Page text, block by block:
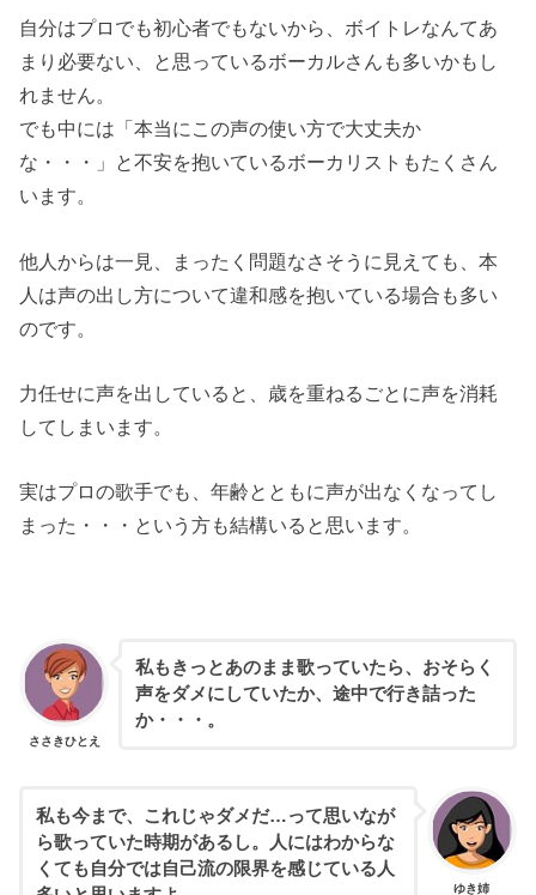
自分はプロでも初心者でもないから、ボイトレなんてあ
まり必要ない、と思っているボーカルさんも多いかもし
れません。
でも中には「本当にこの声の使い方で大丈夫か
な・・・」と不安を抱いているボーカリストもたくさん
います。
他人からは一見、まったく問題なさそうに見えても、本
人は声の出し方について違和感を抱いている場合も多い
のです。
力任せに声を出していると、歳を重ねるごとに声を消耗
してしまいます。
実はプロの歌手でも、年齢とともに声が出なくなってし
まった・・・という方も結構いると思います。
ささきひとえ
私もきっとあのまま歌っていたら、おそらく
声をダメにしていたか、途中で行き詰った
か・・・。
ゆき姉
私も今まで、これじゃダメだ…って思いなが
ら歌っていた時期があるし。人にはわからな
くても自分では自己流の限界を感じている人